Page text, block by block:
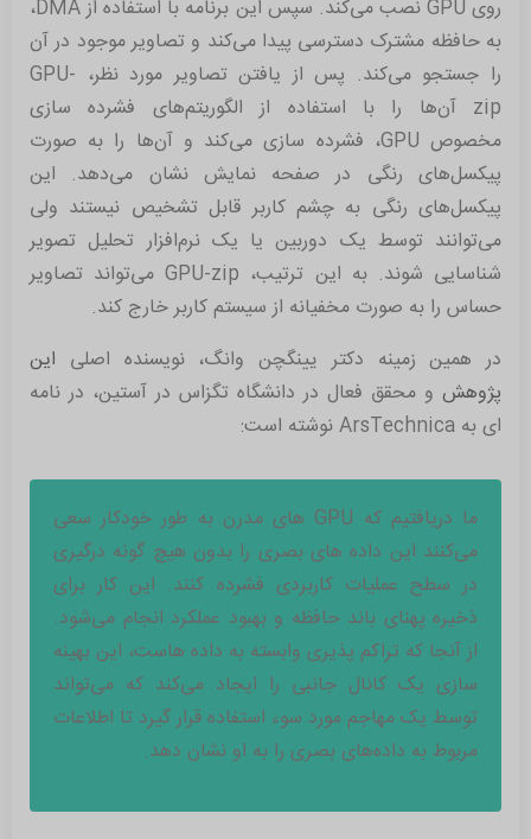
روی GPU نصب می‌کند. سپس این برنامه با استفاده از DMA،
به حافظه مشترک دسترسی پیدا می‌کند و تصاویر موجود در آن
را جستجو می‌کند. پس از یافتن تصاویر مورد نظر، GPU-
zip آن‌ها را با استفاده از الگوریتم‌های فشرده سازی
مخصوص GPU، فشرده سازی می‌کند و آن‌ها را به صورت
پیکسل‌های رنگی در صفحه نمایش نشان می‌دهد. این
پیکسل‌های رنگی به چشم کاربر قابل تشخیص نیستند ولی
می‌توانند توسط یک دوربین یا یک نرم‌افزار تحلیل تصویر
شناسایی شوند. به این ترتیب، GPU-zip می‌تواند تصاویر
حساس را به صورت مخفیانه از سیستم کاربر خارج کند.
در همین زمینه دکتر یینگچن وانگ، نویسنده اصلی این
پژوهش و محقق فعال در دانشگاه تگزاس در آستین، در نامه
ای به ArsTechnica نوشته است:
ما دریافتیم که GPU های مدرن به طور خودکار سعی
می‌کنند این داده های بصری را بدون هیچ گونه درگیری
در سطح عملیات کاربردی فشرده کنند. این کار برای
ذخیره پهنای باند حافظه و بهبود عملکرد انجام می‌شود.
از آنجا که تراکم پذیری وابسته به داده هاست، این بهینه
سازی یک کانال جانبی را ایجاد می‌کند که می‌تواند
توسط یک مهاجم مورد سوء استفاده قرار گیرد تا اطلاعات
مربوط به داده‌های بصری را به او نشان دهد.